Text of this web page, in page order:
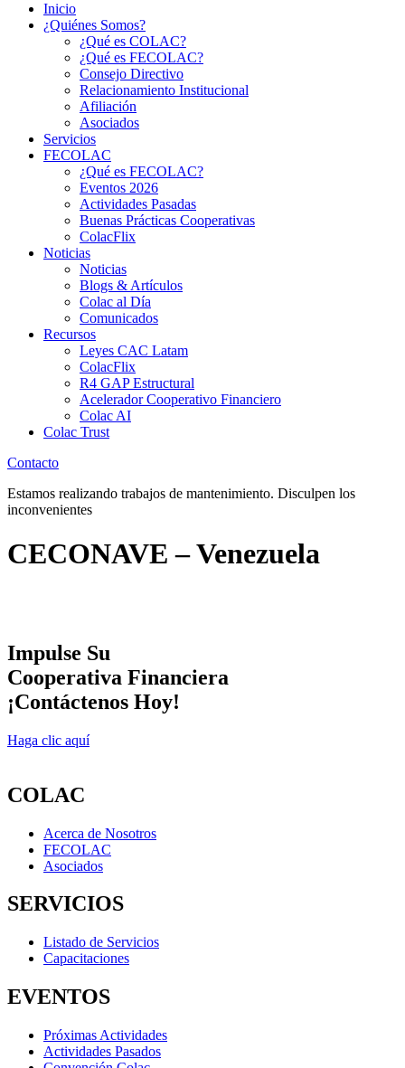
Inicio
¿Quiénes Somos?
¿Qué es COLAC?
¿Qué es FECOLAC?
Consejo Directivo
Relacionamiento Institucional
Afiliación
Asociados
Servicios
FECOLAC
¿Qué es FECOLAC?
Eventos 2026
Actividades Pasadas
Buenas Prácticas Cooperativas
ColacFlix
Noticias
Noticias
Blogs & Artículos
Colac al Día
Comunicados
Recursos
Leyes CAC Latam
ColacFlix
R4 GAP Estructural
Acelerador Cooperativo Financiero
Colac AI
Colac Trust
Contacto
Estamos realizando trabajos de mantenimiento. Disculpen los
inconvenientes
CECONAVE – Venezuela
Impulse Su
Cooperativa Financiera
¡Contáctenos Hoy!
Haga clic aquí
COLAC
Acerca de Nosotros
FECOLAC
Asociados
SERVICIOS
Listado de Servicios
Capacitaciones
EVENTOS
Próximas Actividades
Actividades Pasados